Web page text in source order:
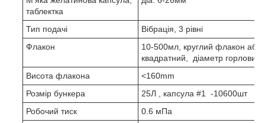
таблектка
Тип подачі
Вібрація, 3 рівні
Флакон
10-500мл, круглий флакон або
квадратний, діаметр
Висота флакона
<160mm
Розмір бункера
25Л , капсула #1 -10600шт
Робочий тиск
0.6 мПа